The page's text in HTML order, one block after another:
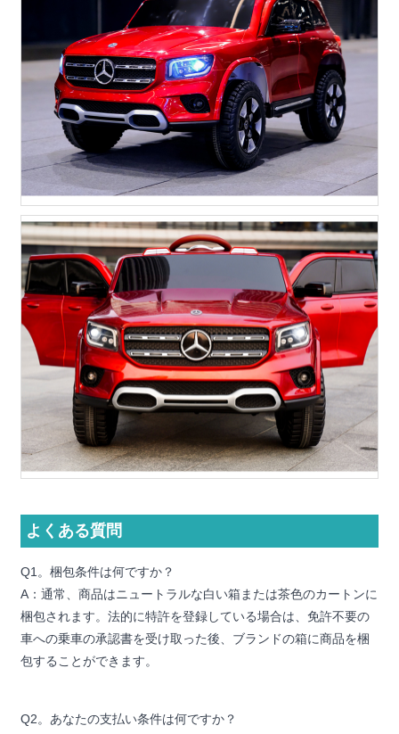
よくある質問
Q1。梱包条件は何ですか？
A：通常、商品はニュートラルな白い箱または茶色のカートンに
梱包されます。法的に特許を登録している場合は、免許不要の
車への乗車の承認書を受け取った後、ブランドの箱に商品を梱
包することができます。
Q2。あなたの支払い条件は何ですか？